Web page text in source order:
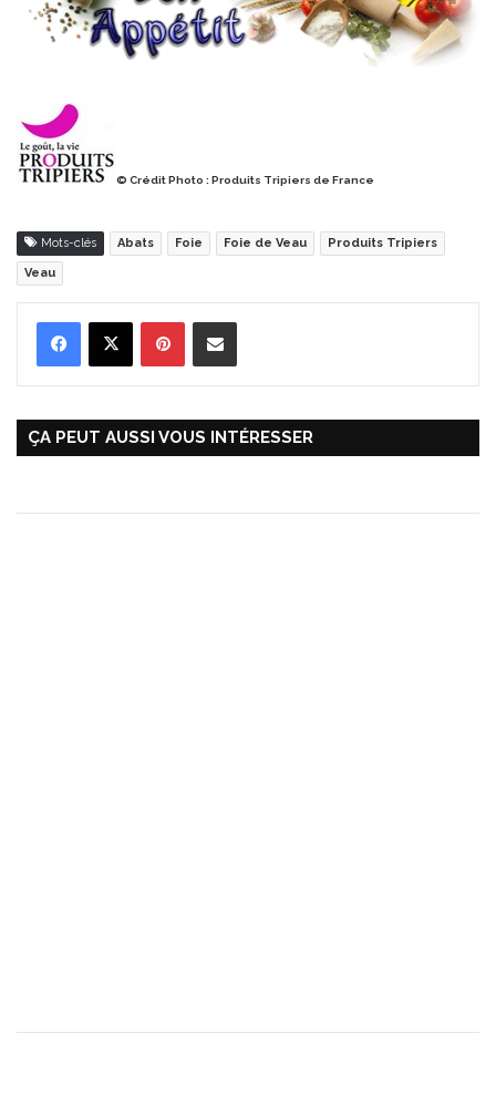
© Crédit Photo : Produits Tripiers de France
Mots-clés Abats Foie Foie de Veau Produits Tripiers
Veau
ÇA PEUT AUSSI VOUS INTÉRESSER